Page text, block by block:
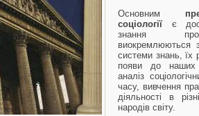
Основним
соціології є
знання про
виокремлюються
системи знань, їх
появи до наших
аналіз
часу, вивчення
діяльності в
народів світу.